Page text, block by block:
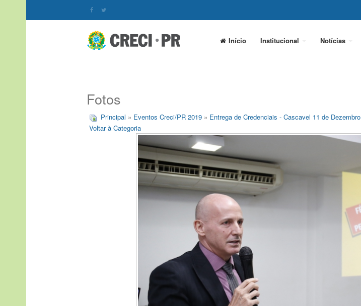
Início Institucional Notícias
Fotos
Principal » Eventos Creci/PR 2019 » Entrega de Credenciais - Cascavel 11 de Dezembro
Voltar à Categoria